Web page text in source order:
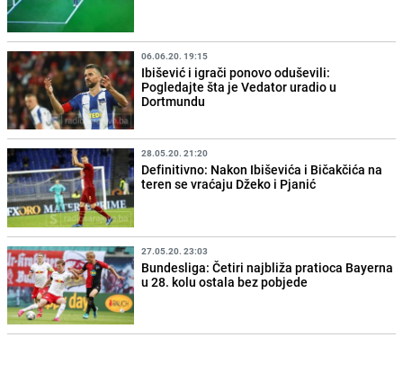
06.06.20. 19:15
Ibišević i igrači ponovo oduševili:
Pogledajte šta je Vedator uradio u
Dortmundu
28.05.20. 21:20
Definitivno: Nakon Ibiševića i Bičakčića na
teren se vraćaju Džeko i Pjanić
27.05.20. 23:03
Bundesliga: Četiri najbliža pratioca Bayerna
u 28. kolu ostala bez pobjede